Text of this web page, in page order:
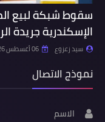
سقوط شبكة لبيع
الإسكندرية جريدة
سيد زعزوع 06 أغسطس 2026
نموذج الاتصال
الاسم